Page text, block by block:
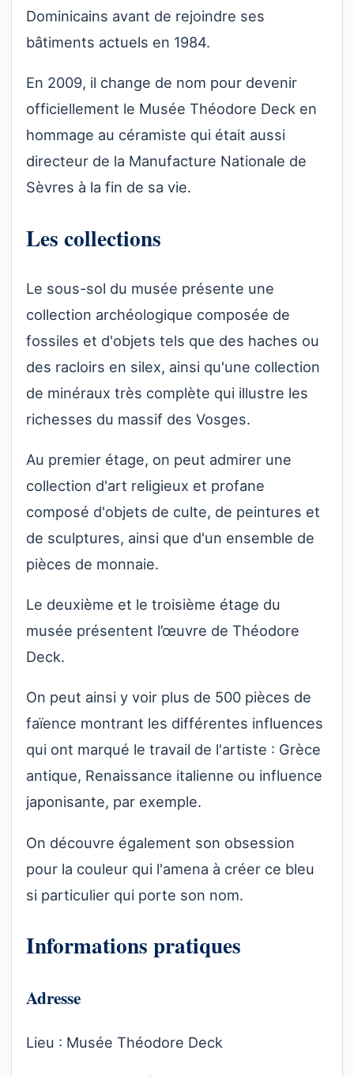
Dominicains avant de rejoindre ses
bâtiments actuels en 1984.
En 2009, il change de nom pour devenir
officiellement le Musée Théodore Deck en
hommage au céramiste qui était aussi
directeur de la Manufacture Nationale de
Sèvres à la fin de sa vie.
Les collections
Le sous-sol du musée présente une
collection archéologique composée de
fossiles et d'objets tels que des haches ou
des racloirs en silex, ainsi qu'une collection
de minéraux très complète qui illustre les
richesses du massif des Vosges.
Au premier étage, on peut admirer une
collection d'art religieux et profane
composé d'objets de culte, de peintures et
de sculptures, ainsi que d'un ensemble de
pièces de monnaie.
Le deuxième et le troisième étage du
musée présentent l’œuvre de Théodore
Deck.
On peut ainsi y voir plus de 500 pièces de
faïence montrant les différentes influences
qui ont marqué le travail de l'artiste : Grèce
antique, Renaissance italienne ou influence
japonisante, par exemple.
On découvre également son obsession
pour la couleur qui l'amena à créer ce bleu
si particulier qui porte son nom.
Informations pratiques
Adresse
Lieu : Musée Théodore Deck